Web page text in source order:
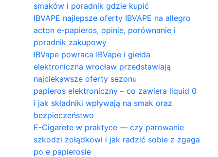
smaków i poradnik gdzie kupić
IBVAPE najlepsze oferty IBVAPE na allegro
acton e-papieros, opinie, porównanie i
poradnik zakupowy
IBVape powraca IBVape i giełda
elektroniczna wrocław przedstawiają
najciekawsze oferty sezonu
papieros elektroniczny – co zawiera liquid 0
i jak składniki wpływają na smak oraz
bezpieczeństwo
E-Cigarete w praktyce — czy parowanie
szkodzi żołądkowi i jak radzić sobie z zgaga
po e papierosie